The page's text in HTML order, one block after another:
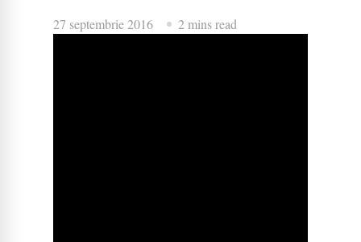
27 septembrie 2016 2 mins read